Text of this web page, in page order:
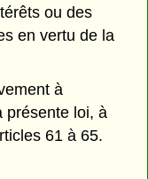
ou des
en vertu de la
à
présente loi, à
61 à 65.